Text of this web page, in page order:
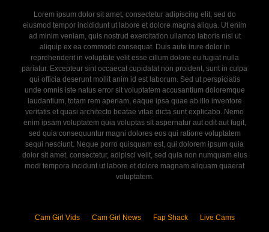
Lorem ipsum dolor sit amet, consectetur adipiscing elit, sed do
eiusmod tempor incididunt ut labore et dolore magna aliqua. Ut enim
ad minim veniam, quis nostrud exercitation ullamco laboris nisi ut
aliquip ex ea commodo consequat. Duis aute irure dolor in
reprehenderit in voluptate velit esse cillum dolore eu fugiat nulla
pariatur. Excepteur sint occaecat cupidatat non proident, sunt in culpa
qui officia deserunt mollit anim id est laborum. Sed ut perspiciatis
unde omnis iste natus error sit voluptatem accusantium doloremque
laudantium, totam rem aperiam, eaque ipsa quae ab illo inventore
veritatis et quasi architecto beatae vitae dicta sunt explicabo. Nemo
enim ipsam voluptatem quia voluptas sit aspernatur aut odit aut fugit,
sed quia consequuntur magni dolores eos qui ratione voluptatem
sequi nesciunt. Neque porro quisquam est, qui dolorem ipsum quia
dolor sit amet, consectetur, adipisci velit, sed quia non numquam eius
modi tempora incidunt ut labore et dolore magnam aliquam quaerat
voluptatem.
Cam Girl Vids Cam Girl News Fap Shack Live Cams